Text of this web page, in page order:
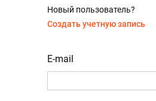
Новый пользователь?
Создать учетную запись
E-mail